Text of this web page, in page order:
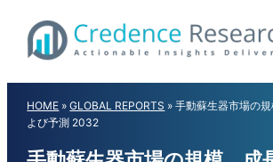
content
HOME »GLOBAL REPORTS »手動蘇生器市場の
よび予測 2032